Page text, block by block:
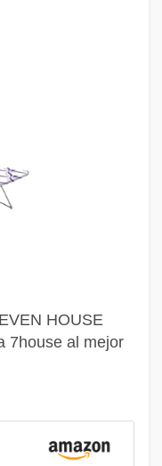
HOUSE
7house al mejor